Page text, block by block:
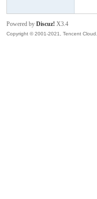
Powered byDiscuz! X3.4
Copyright © 2001-2021, Tencent Cloud.